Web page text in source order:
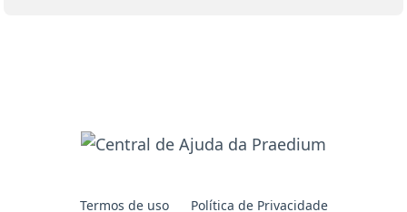
Termos de uso Política de Privacidade